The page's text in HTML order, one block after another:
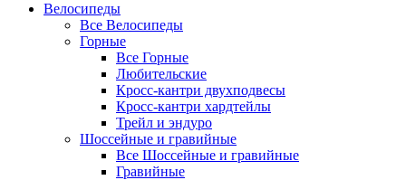
Велосипеды
Все Велосипеды
Горные
Все Горные
Любительские
Кросс-кантри двухподвесы
Кросс-кантри хардтейлы
Трейл и эндуро
Шоссейные и гравийные
Все Шоссейные и гравийные
Гравийные